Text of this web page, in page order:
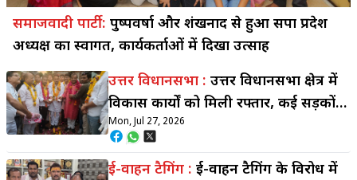
समाजवादी पार्टी : पुष्पवर्षा और शंखनाद से हुआ सपा प्रदेश
अध्यक्ष का स्वागत, कार्यकर्ताओं में दिखा उत्साह
उत्तर विधानसभा : उत्तर विधानसभा क्षेत्र में
विकास कार्यों को मिली रफ्तार, कई सड़कों
के निर्माण का हुआ शिलान्यास
Mon, Jul 27, 2026
ई-वाहन टैगिंग : ई-वाहन टैगिंग के विरोध में